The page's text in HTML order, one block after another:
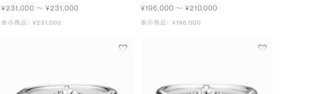
¥231,000 〜 ¥231,000
表示商品： ¥231,000
¥196,000 〜 ¥210,000
表示商品： ¥196,000